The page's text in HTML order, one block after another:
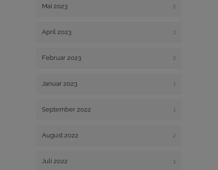
Mai 2023 2
April 2023 1
Februar 2023 2
Januar 2023 1
September 2022 1
August 2022 2
Juli 2022 1